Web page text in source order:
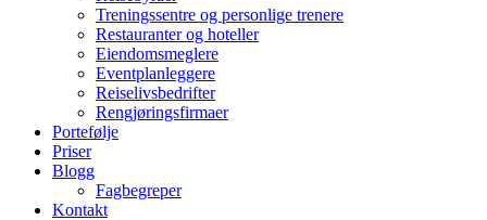
Treningssentre og personlige trenere
Restauranter og hoteller
Eiendomsmeglere
Eventplanleggere
Reiselivsbedrifter
Rengjøringsfirmaer
Portefølje
Priser
Blogg
Fagbegreper
Kontakt